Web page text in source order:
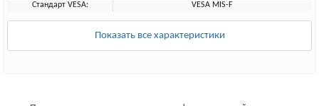
Стандарт VESA:
VESA MIS-F
Показать все характеристики